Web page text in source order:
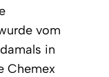
vom
in
Chemex